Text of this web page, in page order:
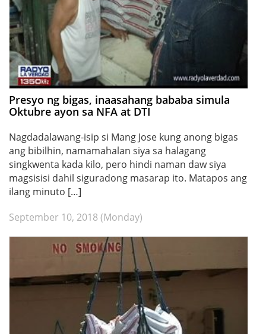
Presyo ng bigas, inaasahang bababa simula
Oktubre ayon sa NFA at DTI
Nagdadalawang-isip si Mang Jose kung anong bigas
ang bibilhin, namamahalan siya sa halagang
singkwenta kada kilo, pero hindi naman daw siya
magsisisi dahil siguradong masarap ito. Matapos ang
ilang minuto […]
September 10, 2018 (Monday)